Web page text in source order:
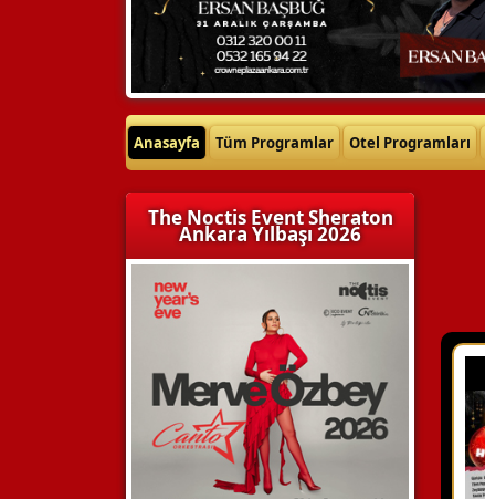
Anasayfa Tüm Programlar Otel Programları
The Noctis Event Sheraton
Ankara Yılbaşı 2026